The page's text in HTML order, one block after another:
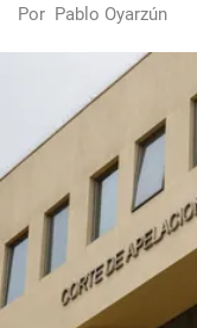
Por Pablo Oyarzún